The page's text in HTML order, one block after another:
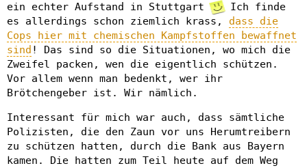
ein echter Aufstand in Stuttgart
Ich finde
es allerdings schon ziemlich krass, dass die
Cops hier mit chemischen Kampfstoffen bewaffnet
sind ! Das sind so die Situationen, wo mich die
Zweifel packen, wen die eigentlich schützen.
Vor allem wenn man bedenkt, wer ihr
Brötchengeber ist. Wir nämlich.
Interessant für mich war auch, dass sämtliche
Polizisten, die den Zaun vor uns Herumtreibern
zu schützen hatten, durch die Bank aus Bayern
kamen. Die hatten zum Teil heute auf dem Weg